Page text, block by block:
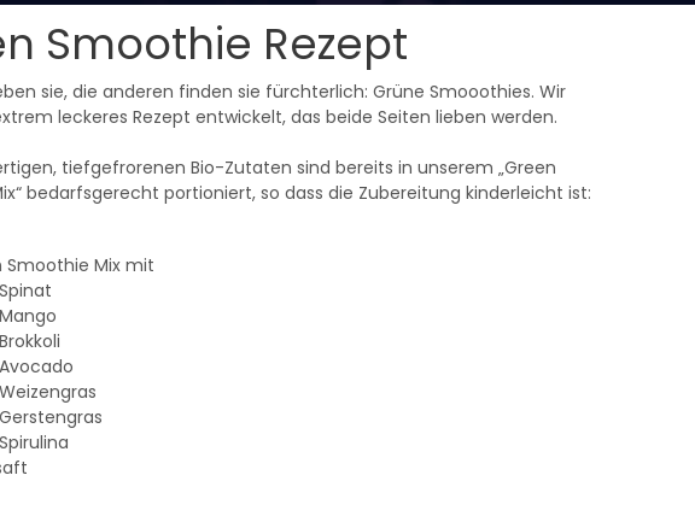
Smoothie Rezept
sie, die anderen finden sie fürchterlich: Grüne Smooothies. Wir
leckeres Rezept entwickelt, das beide Seiten lieben werden.
tiefgefrorenen Bio-Zutaten sind bereits in unserem „Green
bedarfsgerecht portioniert, so dass die Zubereitung kinderleicht ist:
Smoothie Mix mit
Spinat
Mango
Brokkoli
Avocado
Weizengras
Gerstengras
Spirulina